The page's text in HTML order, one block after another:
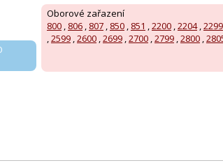
Oborové zařazení
800 , 806 , 807 , 850 , 851 ,2200 ,2204,2299
,2599 ,2600 ,2699 ,2700 ,2799 ,2800 ,